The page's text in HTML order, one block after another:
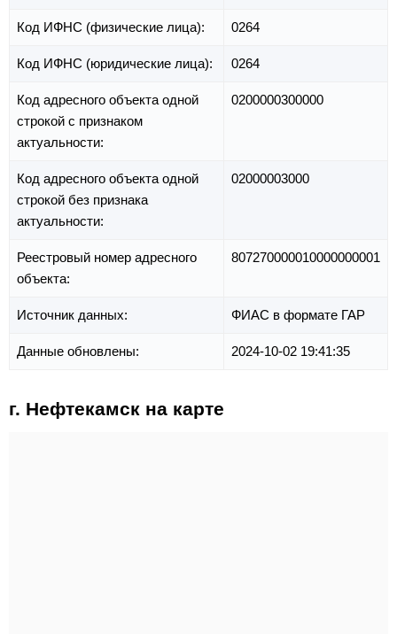
Код ИФНС (физические лица): 0264
Код ИФНС (юридические лица): 0264
Код адресного объекта одной
строкой с признаком
актуальности:
0200000300000
Код адресного объекта одной
строкой без признака
актуальности:
02000003000
Реестровый номер адресного
объекта:
807270000010000000001
Источник данных: ФИАС в формате ГАР
Данные обновлены: 2024-10-02 19:41:35
г. Нефтекамск на карте